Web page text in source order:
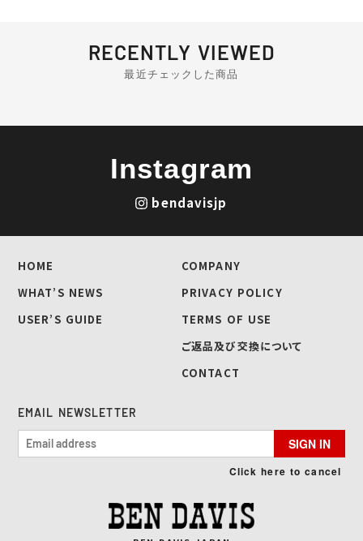
RECENTLY VIEWED
最近チェックした商品
Instagram
bendavisjp
HOME
WHAT’S NEWS
USER’S GUIDE
COMPANY
PRIVACY POLICY
TERMS OF USE
ご返品及び交換について
CONTACT
EMAIL NEWSLETTER
SIGN IN
Click here to cancel